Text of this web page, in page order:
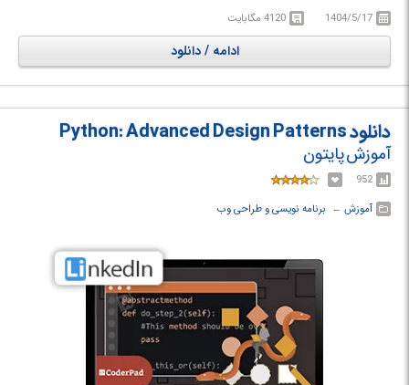
پوشش داده می‌شود.
در دوره آموزشی Java Data Oriented Programming Masterclass با اصول و
کاربردهای برنامه نویسی داده محور در جاوا آشنا خواهید شد.
1404/5/17 4120 مگابایت
ادامه / دانلود
دانلود Python: Advanced Design Patterns
آموزش پایتون
952
آموزش ← ‏ برنامه نویسی و طراحی وب